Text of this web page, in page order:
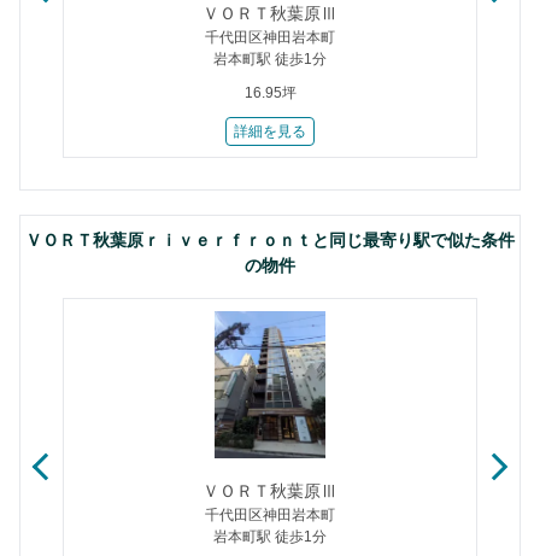
ＶＯＲＴ秋葉原Ⅲ
千代田区神田岩本町
岩本町駅 徒歩1分
16.95坪
詳細を見る
ＶＯＲＴ秋葉原ｒｉｖｅｒｆｒｏｎｔと同じ最寄り駅で似た条件
の物件
ＶＯＲＴ秋葉原Ⅲ
千代田区神田岩本町
岩本町駅 徒歩1分